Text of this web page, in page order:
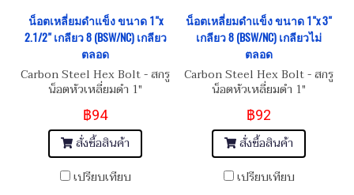
น็อตเหลี่ยมดำแข็ง ขนาด 1"x
2.1/2" เกลียว 8 (BSW/NC) เกลียว
ตลอด
Carbon Steel Hex Bolt - สกรู
น็อตหัวเหลี่ยมดำ 1"
(BSW/NC8) เกรดความแข็ง 8.8
฿94
สั่งซื้อสินค้า
เปรียบเทียบ
น็อตเหลี่ยมดำแข็ง ขนาด 1"x 3"
เกลียว 8 (BSW/NC) เกลียวไม่
ตลอด
Carbon Steel Hex Bolt - สกรู
น็อตหัวเหลี่ยมดำ 1"
(BSW/NC7) เกรดความแข็ง 8.8
฿92
สั่งซื้อสินค้า
เปรียบเทียบ